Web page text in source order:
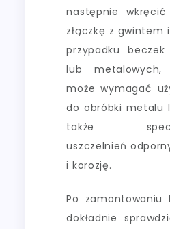
następnie
złączkę z gwintem
przypadku beczek
lub
może wymagać
do obróbki metalu
także
uszczelnień
i korozję.
Po zamontowaniu
dokładnie